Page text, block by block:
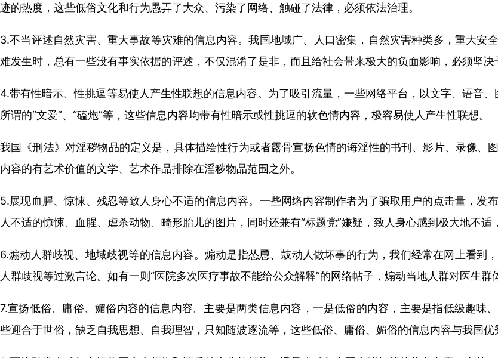
迹的热度，这些低俗文化和行为愚弄了大众、污染了网络、触碰了法律，必须依法治理。
3.不当评述自然灾害、重大事故等灾难的信息内容。我国地域广、人口密集，自然灾害种类多，重大安
难发生时，总有一些没有事实依据的评述，不仅混淆了是非，而且给社会带来极大的负面影响，必须坚决
4.带有性暗示、性挑逗等易使人产生性联想的信息内容。为了吸引流量，一些网络平台，以文字、语音
所谓的“文爱”、“磕炮”等，这些信息内容均带有性暗示或性挑逗的软色情内容，极容易使人产生性联想。
我国《刑法》对淫秽物品的定义是，具体描绘性行为或者露骨宣扬色情的诲淫性的书刊、影片、录像、
内容的有艺术价值的文学、艺术作品排除在淫秽物品范围之外。
5.展现血腥、惊悚、残忍等致人身心不适的信息内容。一些网络内容制作者为了骗取用户的点击量，发
人不适的惊悚、血腥、虐杀动物、畸形胎儿的图片，同时还兼有“标题党”嫌疑，致人身心感到极大地不适
6.煽动人群歧视、地域歧视等的信息内容。煽动是指怂恿、鼓动人做坏事的行为，我们经常在网上看到
人群歧视等过激言论。如有一则“医院多次医疗事故不能给公众解释”的网络帖子，煽动当地人群对医生
7.宣扬低俗、庸俗、媚俗内容的信息内容。主要是两类信息内容，一是低俗的内容，主要是指低级趣味
些迎合于世俗，缺乏自我思想、自我理智，只知随波逐流等，这些低俗、庸俗、媚俗的信息内容与我国优